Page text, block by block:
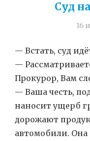
Суд
16
— Встать, суд
—
Прокурор, Вам
— Ваша честь,
наносит ущерб
дорожают
автомобили. Она